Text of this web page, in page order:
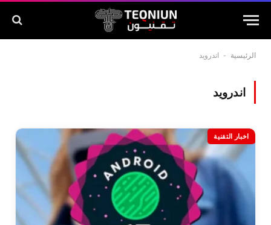
الرئيسية - اندرويد
اندرويد
اخبار التقنية